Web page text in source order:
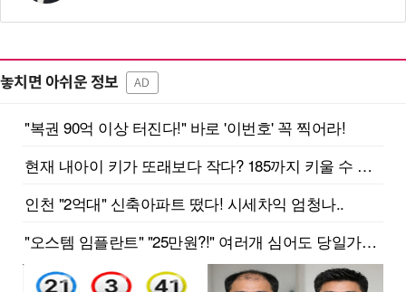
놓치면 아쉬운 정보 AD